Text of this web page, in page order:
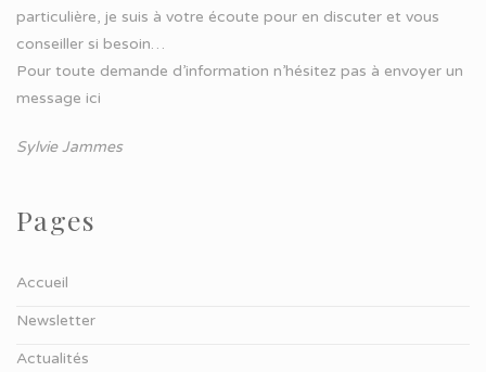
particulière, je suis à votre écoute pour en discuter et vous
conseiller si besoin…
Pour toute demande d’information n’hésitez pas à envoyer un
message ici
Sylvie Jammes
Pages
Accueil
Newsletter
Actualités